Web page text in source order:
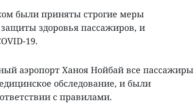
были приняты строгие меры
здоровья пассажиров, и
19.
аэропорт Ханоя Нойбай все пассажиры
обследование, и были
с правилами.